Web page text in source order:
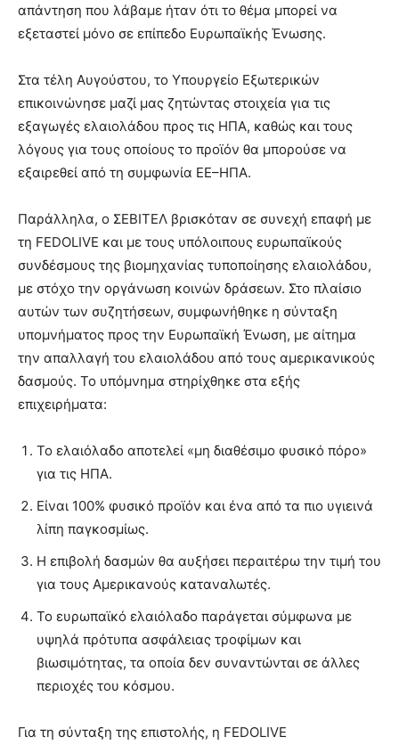
απάντηση που λάβαμε ήταν ότι το θέμα μπορεί να
εξεταστεί μόνο σε επίπεδο Ευρωπαϊκής Ένωσης.
Στα τέλη Αυγούστου, το Υπουργείο Εξωτερικών
επικοινώνησε μαζί μας ζητώντας στοιχεία για τις
εξαγωγές ελαιολάδου προς τις ΗΠΑ, καθώς και τους
λόγους για τους οποίους το προϊόν θα μπορούσε να
εξαιρεθεί από τη συμφωνία ΕΕ–ΗΠΑ.
Παράλληλα, ο ΣΕΒΙΤΕΛ βρισκόταν σε συνεχή επαφή με
τη FEDOLIVE και με τους υπόλοιπους ευρωπαϊκούς
συνδέσμους της βιομηχανίας τυποποίησης ελαιολάδου,
με στόχο την οργάνωση κοινών δράσεων. Στο πλαίσιο
αυτών των συζητήσεων, συμφωνήθηκε η σύνταξη
υπομνήματος προς την Ευρωπαϊκή Ένωση, με αίτημα
την απαλλαγή του ελαιολάδου από τους αμερικανικούς
δασμούς. Το υπόμνημα στηρίχθηκε στα εξής
επιχειρήματα:
Το ελαιόλαδο αποτελεί «μη διαθέσιμο φυσικό πόρο»
για τις ΗΠΑ.
Είναι 100% φυσικό προϊόν και ένα από τα πιο υγιεινά
λίπη παγκοσμίως.
Η επιβολή δασμών θα αυξήσει περαιτέρω την τιμή του
για τους Αμερικανούς καταναλωτές.
Το ευρωπαϊκό ελαιόλαδο παράγεται σύμφωνα με
υψηλά πρότυπα ασφάλειας τροφίμων και
βιωσιμότητας, τα οποία δεν συναντώνται σε άλλες
περιοχές του κόσμου.
Για τη σύνταξη της επιστολής, η FEDOLIVE